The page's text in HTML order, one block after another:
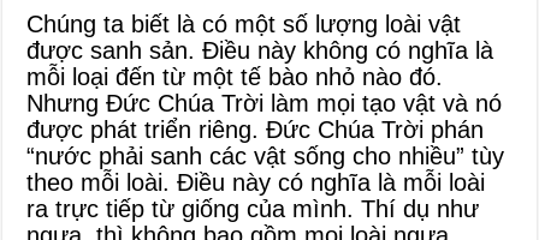
Chúng ta biết là có một số lượng loài vật
được sanh sản. Điều này không có nghĩa là
mỗi loại đến từ một tế bào nhỏ nào đó.
Nhưng Đức Chúa Trời làm mọi tạo vật và nó
được phát triển riêng. Đức Chúa Trời phán
“nước phải sanh các vật sống cho nhiều” tùy
theo mỗi loài. Điều này có nghĩa là mỗi loài
ra trực tiếp từ giống của mình. Thí dụ như